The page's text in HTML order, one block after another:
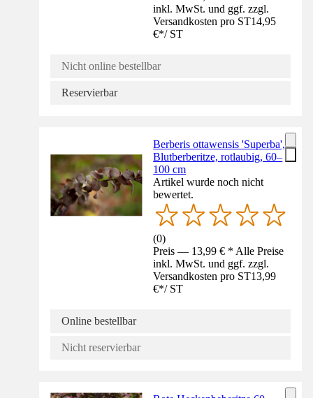
inkl. MwSt. und ggf. zzgl.
Versandkosten pro ST14,95
€*/ ST
Nicht online bestellbar
Reservierbar
Berberis ottawensis 'Superba',
Blutberberitze, rotlaubig, 60–
100 cm
Artikel wurde noch nicht
bewertet.
(0)
Preis — 13,99 € * Alle Preise
inkl. MwSt. und ggf. zzgl.
Versandkosten pro ST13,99
€*/ ST
Online bestellbar
Nicht reservierbar